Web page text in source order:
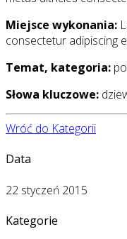
Miejsce wykonania:
consectetur adipiscing
Temat, kategoria:
Słowa kluczowe:
Wróć do Kategorii
Data
22 styczeń 2015
Kategorie